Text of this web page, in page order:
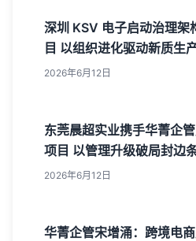
深圳 KSV 电子启动治理架
目 以组织进化驱动新质生
2026年6月12日
东莞晨超实业携手华菁企
项目 以管理升级破局封边
2026年6月12日
华菁企管宋增涌：跨境电